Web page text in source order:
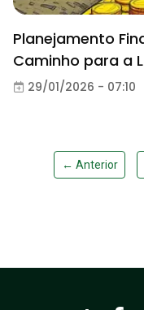
Planejamento
Caminho para a
29/01/2026 - 07:10
← Anterior